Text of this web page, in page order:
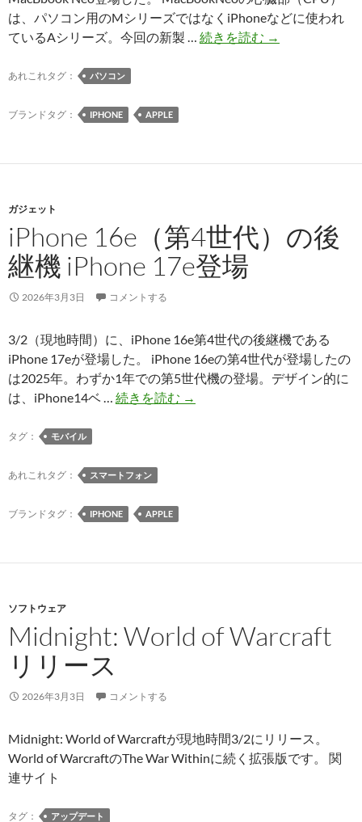
の
認
ら
は、パソコン用のMシリーズではなくiPhoneなどに使われ
ているAシリーズ。今回の新製 … 続きを読む あ
ブ
ッ
登
場
→
あれこれタグ： パソコン
ブランドタグ： IPHONE APPLE
ガジェット
iPhone 16e（第4世代）の後
継機 iPhone 17e登場
2026年3月3日 コメントする
3/2（現地時間）に、iPhone 16e第4世代の後継機である
iPhone 17eが登場した。 iPhone 16eの第4世代が登場したの
は2025年。わずか1年での第5世代機の登場。デザイン的に
は、iPhone14ベ … 続きを読む iPhone
場
→
タグ： モバイル
あれこれタグ： スマートフォン
ブランドタグ： IPHONE APPLE
ソフトウェア
Midnight: World of Warcraft
リリース
2026年3月3日 コメントする
Midnight: World of Warcraftが現地時間3/2にリリース。
World of WarcraftのThe War Withinに続く拡張版です。 関
連サイト
タグ： アップデート